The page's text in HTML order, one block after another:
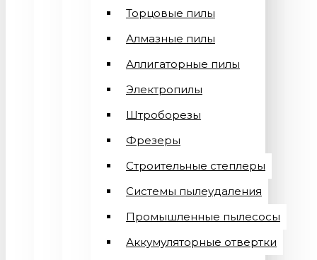
Торцовые пилы
Алмазные пилы
Аллигаторные пилы
Электропилы
Штроборезы
Фрезеры
Строительные степлеры
Системы пылеудаления
Промышленные пылесосы
Аккумуляторные отвертки